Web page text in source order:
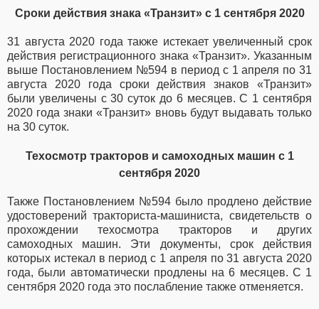
Сроки действия знака «Транзит» с 1 сентября 2020
31 августа 2020 года также истекает увеличенный срок
действия регистрационного знака «Транзит». Указанным
выше Постановлением №594 в период с 1 апреля по 31
августа 2020 года сроки действия знаков «Транзит»
были увеличены с 30 суток до 6 месяцев. С 1 сентября
2020 года знаки «Транзит» вновь будут выдавать только
на 30 суток.
Техосмотр тракторов и самоходных машин с 1
сентября 2020
Также Постановлением №594 было продлено действие
удостоверений тракториста-машиниста, свидетельств о
прохождении техосмотра тракторов и других
самоходных машин. Эти документы, срок действия
которых истекал в период с 1 апреля по 31 августа 2020
года, были автоматически продлены на 6 месяцев. С 1
сентября 2020 года это послабление также отменяется.